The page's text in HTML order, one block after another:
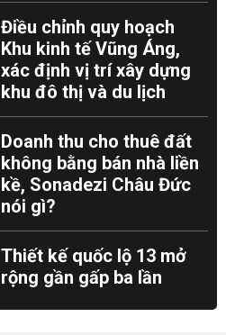
Điều chỉnh quy hoạch
Khu kinh tế Vũng Áng,
xác định vị trí xây dựng
khu đô thị và du lịch
Doanh thu cho thuê đất
không bằng bán nhà liền
kề, Sonadezi Châu Đức
nói gì?
Thiết kế quốc lộ 13 mở
rộng gần gấp ba lần